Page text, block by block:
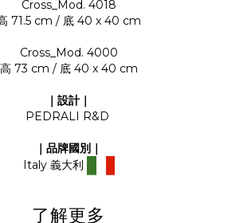
Cross_Mod. 4018
71.5 cm / 底 40 x 40 cm
Cross_Mod. 4000
高 73 cm / 底 40 x 40 cm
｜設計｜
PEDRALI R&D
｜品牌國別｜
Italy 義大利
了解更多